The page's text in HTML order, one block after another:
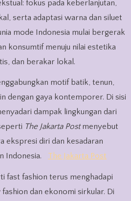
fokus pada keberlanjutan,
serta adaptasi warna dan siluet
mode Indonesia mulai bergerak
konsumtif menuju nilai estetika
dan berakar lokal.
motif batik, tenun,
dengan gaya kontemporer. Di sisi
dampak lingkungan dari
The Jakarta Postmenyebut
ekspresi diri dan kesadaran
Indonesia.
The Jakarta Post
fast fashion terus menghadapi
dan ekonomi sirkular. Di